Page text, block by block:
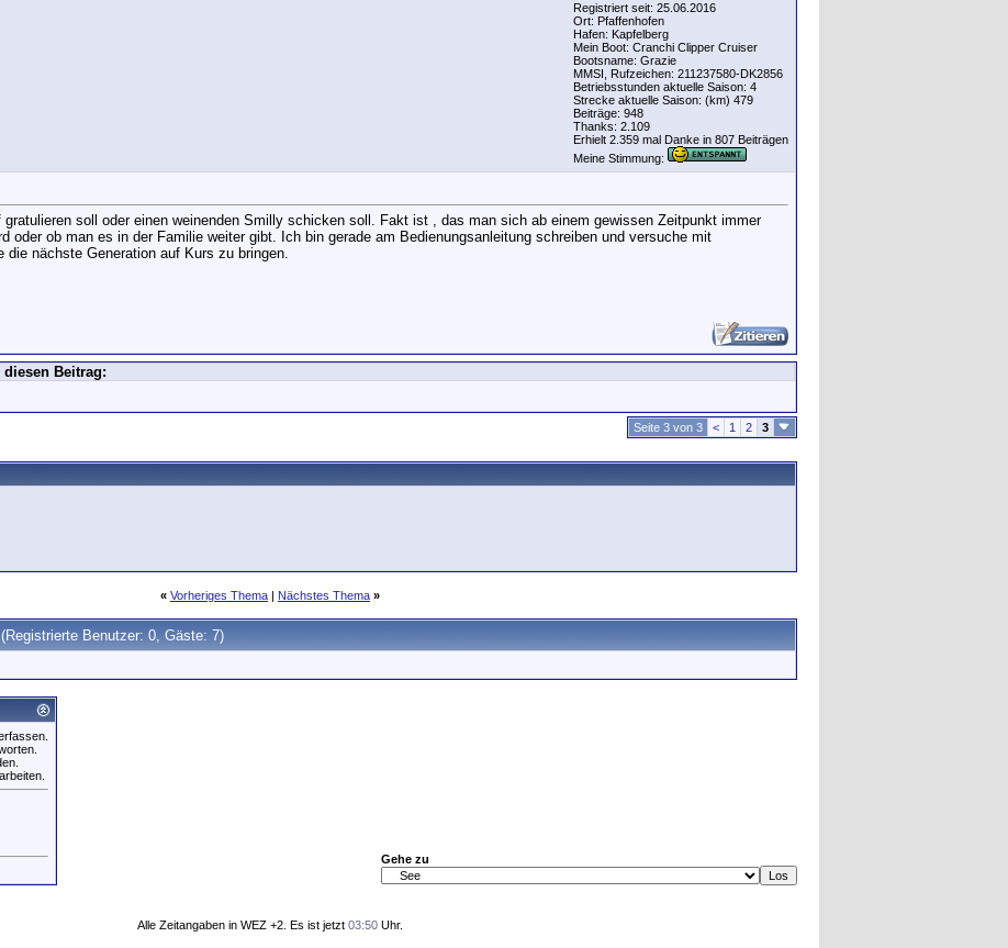
Registriert seit: 25.06.2016
Ort: Pfaffenhofen
Hafen: Kapfelberg
Mein Boot: Cranchi Clipper Cruiser
Bootsname: Grazie
MMSI, Rufzeichen: 211237580-DK2856
Betriebsstunden aktuelle Saison: 4
Strecke aktuelle Saison: (km) 479
Beiträge: 948
Thanks: 2.109
Erhielt 2.359 mal Danke in 807 Beiträgen
Meine Stimmung:
soll oder einen weinenden Smilly schicken soll. Fakt ist , das man sich ab einem gewissen Zeitpunkt immer
oder ob man es in der Familie weiter gibt. Ich bin gerade am Bedienungsanleitung schreiben und versuche mit
die nächste Generation auf Kurs zu bringen.
Beitrag:
Seite 3 von 3 < 1 2 3
« Vorheriges Thema | Nächstes Thema »
(Registrierte Benutzer: 0, Gäste: 7)
Gehe zu
Alle Zeitangaben in WEZ +2. Es ist jetzt 03:50 Uhr.